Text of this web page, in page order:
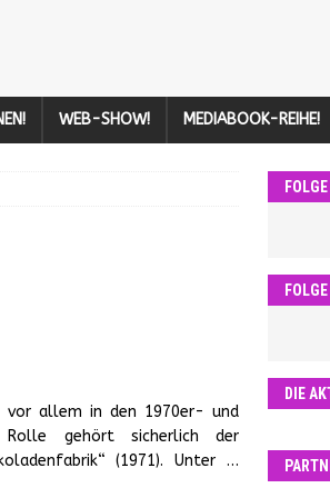
WEB-SHOW! MEDIABOOK-REIHE!
vor allem in den 1970er- und
gehört sicherlich der
(1971). Unter…
DIE